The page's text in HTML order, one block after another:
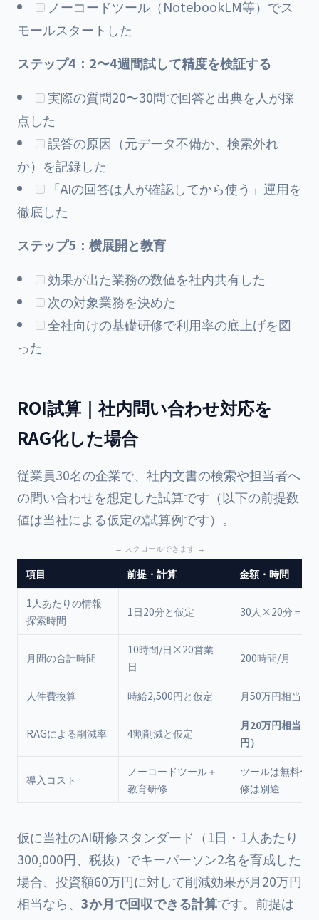
ノーコードツール（NotebookLM等）でス
モールスタートした
ステップ4：2〜4週間試して精度を検証する
実際の質問20〜30問で回答と出典を人が採
点した
誤答の原因（元データ不備か、検索外れ
か）を記録した
「AIの回答は人が確認してから使う」運用を
徹底した
ステップ5：横展開と教育
効果が出た業務の数値を社内共有した
次の対象業務を決めた
全社向けの基礎研修で利用率の底上げを図
った
ROI試算｜社内問い合わせ対応を
RAG化した場合
従業員30名の企業で、社内文書の検索や担当者へ
の問い合わせを想定した試算です（以下の前提数
値は当社による仮定の試算例です）。
項目 前提・計算 金額・時間
1人あたりの情報
探索時間
1日20分と仮定 30人×20分＝
月間の合計時間
10時間/日×20営業
日
200時間/月
人件費換算 時給2,500円と仮定 月50万円相当
RAGによる削減率 4割削減と仮定
月20万円相当（
円）
導入コスト
ノーコードツール＋
教育研修
ツールは無料〜
修は別途
仮に当社のAI研修スタンダード（1日・1人あたり
300,000円、税抜）でキーパーソン2名を育成した
場合、投資額60万円に対して削減効果が月20万円
相当なら、 3か月で回収できる計算です。前提は